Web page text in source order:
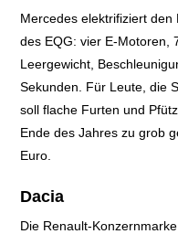
Mercedes elektrifiziert den
des EQG: vier E-Motoren,
Leergewicht,
Sekunden. Für Leute, die
soll flache Furten und
Ende des Jahres zu grob
Euro.
Dacia
Die Renault-